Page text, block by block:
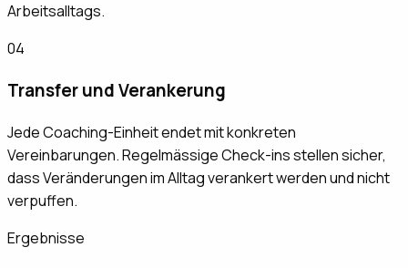
Arbeitsalltags.
04
Transfer und Verankerung
Jede Coaching-Einheit endet mit konkreten
Vereinbarungen. Regelmässige Check-ins stellen sicher,
dass Veränderungen im Alltag verankert werden und nicht
verpuffen.
Ergebnisse